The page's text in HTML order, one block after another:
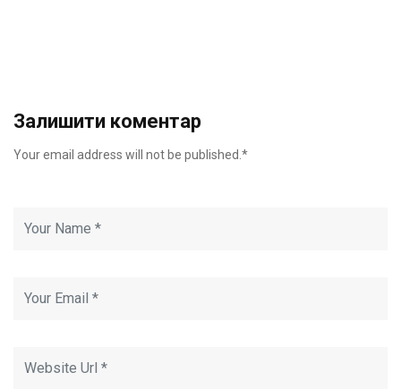
Залишити коментар
Your email address will not be published.*